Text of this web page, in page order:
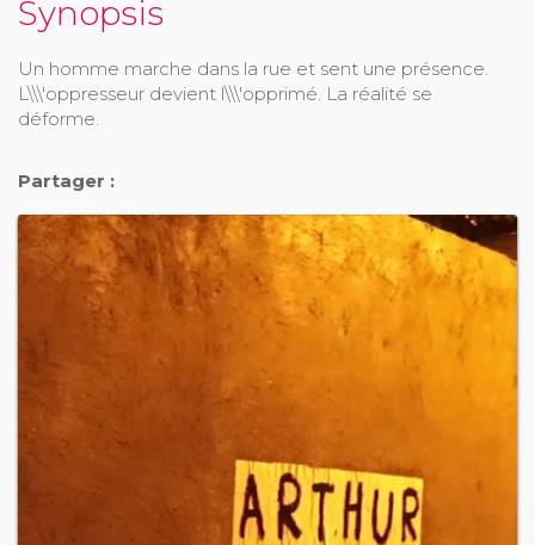
Synopsis
Un homme marche dans la rue et sent une présence.
L\\\'oppresseur devient l\\\'opprimé. La réalité se
déforme.
Partager :